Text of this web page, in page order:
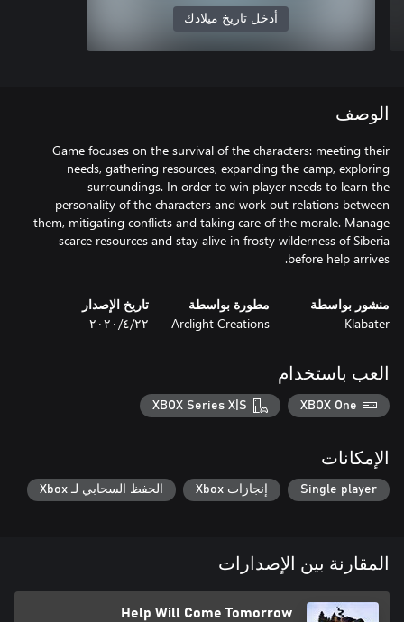
أدخل تاريخ ميلادك
الوصف
Game focuses on the survival of the characters: meeting their
needs, gathering resources, expanding the camp, exploring
surroundings. In order to win player needs to learn the
personality of the characters and work out relations between
them, mitigating conflicts and taking care of the morale. Manage
scarce resources and stay alive in frosty wilderness of Siberia
before help arrives.
منشور بواسطة
Klabater
مطورة بواسطة
Arclight Creations
تاريخ الإصدار
٢٢‏/٤‏/٢٠٢٠
العب باستخدام
XBOX One
XBOX Series X|S
الإمكانات
Single player إنجازات Xbox الحفظ السحابي لـ Xbox
المقارنة بين الإصدارات
Help Will Come Tomorrow